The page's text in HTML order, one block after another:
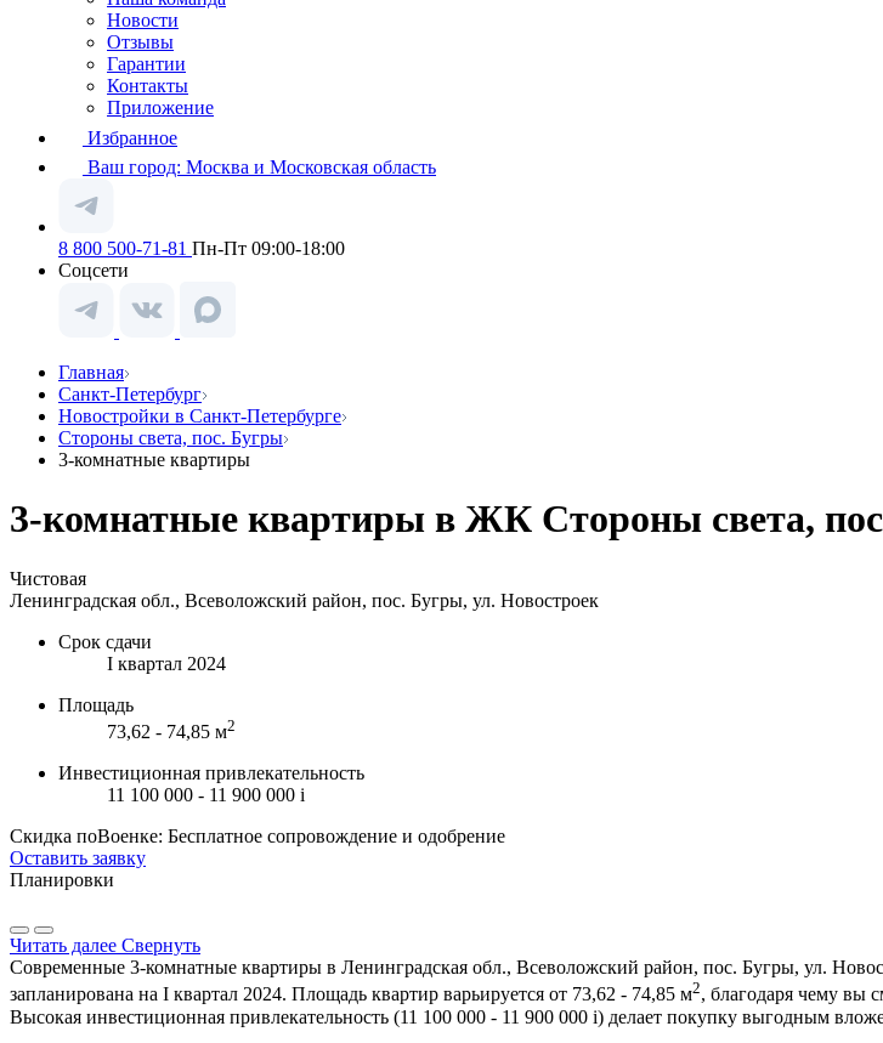
Новости
Отзывы
Гарантии
Контакты
Приложение
Избранное
Ваш город: Москва и Московская область
8 800 500-71-81 Пн-Пт 09:00-18:00
Соцсети
Главная
Санкт-Петербург
Новостройки в Санкт-Петербурге
Стороны света, пос. Бугры
3-комнатные квартиры
3-комнатные квартиры в ЖК Стороны света,
Чистовая
Ленинградская обл., Всеволожский район, пос. Бугры, ул. Новостроек
Срок сдачи
I квартал 2024
Площадь
73,62 - 74,85 м2
Инвестиционная привлекательность
11 100 000 - 11 900 000 i
Скидка поВоенке: Бесплатное сопровождение и одобрение
Оставить заявку
Планировки
Читать далее Свернуть
Современные 3-комнатные квартиры в Ленинградская обл., Всеволожский район, пос. Бугры, ул.
запланирована на I квартал 2024. Площадь квартир варьируется от 73,62 - 74,85 м2, благодаря чему вы
Высокая инвестиционная привлекательность (11 100 000 - 11 900 000 i) делает покупку выгодным